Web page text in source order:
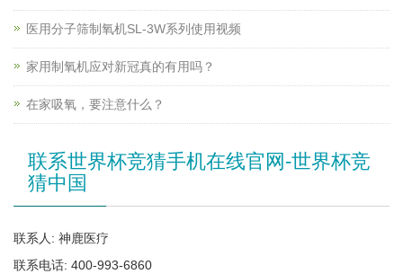
医用分子筛制氧机SL-3W系列使用视频
家用制氧机应对新冠真的有用吗？
在家吸氧，要注意什么？
联系世界杯竞猜手机在线官网-世界杯竞
猜中国
联系人: 神鹿医疗
联系电话: 400-993-6860